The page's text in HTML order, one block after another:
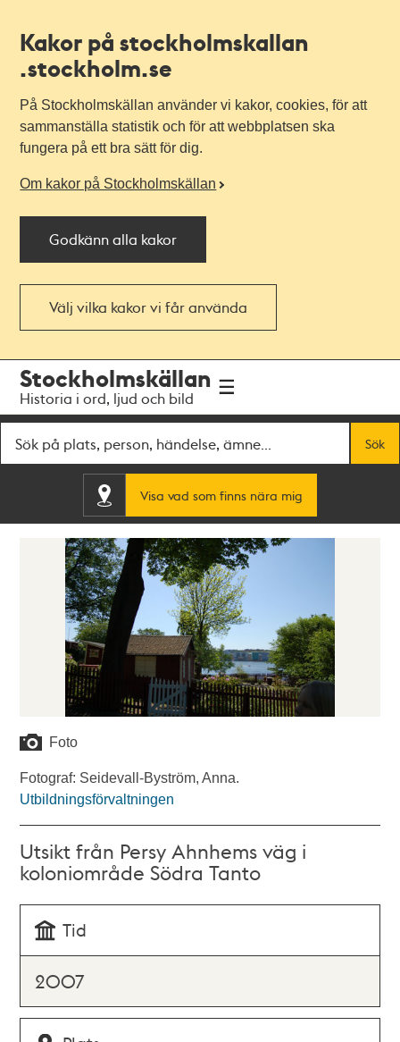
Kakor på stockholmskallan
.stockholm.se
På Stockholmskällan använder vi kakor, cookies, för att
sammanställa statistik och för att webbplatsen ska
fungera på ett bra sätt för dig.
Om kakor på Stockholmskällan
Godkänn alla kakor
Välj vilka kakor vi får använda
navigationen
huvudinnehållet
Stockholmskällan
Historia i ord, ljud och bild
Sök
Visa vad som finns nära mig
Foto
Fotograf: Seidevall-Byström, Anna.
Utbildningsförvaltningen
Utsikt från Persy Ahnhems väg i
koloniområde Södra Tanto
Tid
2007